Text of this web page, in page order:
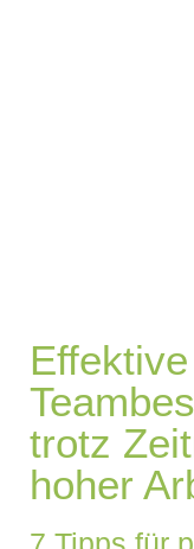
Effektive
trotz
hoher